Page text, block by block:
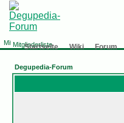
Mitgliederliste
Startseite Wiki Forum
Degupedia-Forum